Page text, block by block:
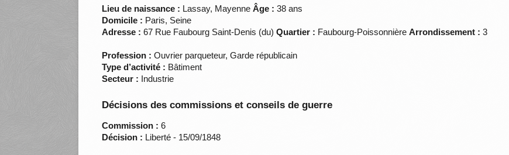
Lieu de naissance : Lassay, Mayenne Âge : 38 ans
Domicile : Paris, Seine
Adresse : 67 Rue Faubourg Saint-Denis (du)Quartier : Faubourg-PoissonnièreArrondissement : 3
Profession : Ouvrier parqueteur, Garde républicain
Type d’activité : Bâtiment
Secteur : Industrie
Décisions des commissions et conseils de guerre
Commission : 6
Décision : Liberté - 15/09/1848